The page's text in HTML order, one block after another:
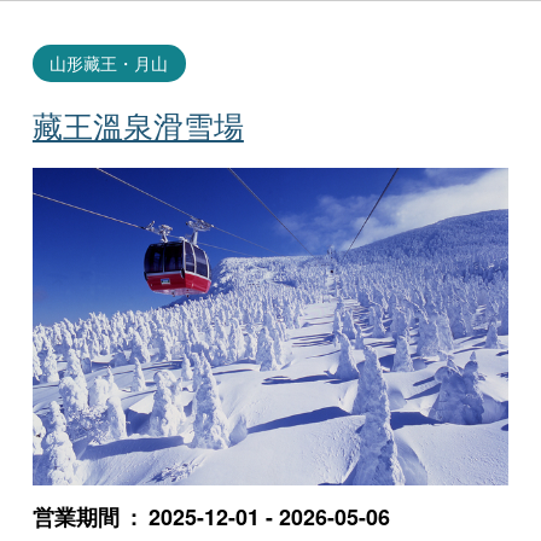
藏王溫泉滑雪場
山形藏王・月山
営業期間 2025-12-01 - 2026-05-06